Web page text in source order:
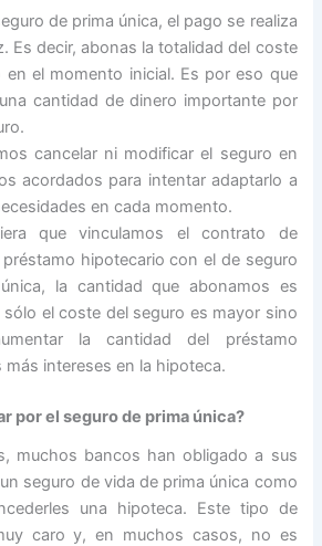
de prima única, el pago se realiza
Es decir, abonas la totalidad del coste
en el momento inicial. Es por eso que
cantidad de dinero importante por
cancelar ni modificar el seguro en
acordados para intentar adaptarlo a
en cada momento.
que vinculamos el contrato de
hipotecario con el de seguro
la cantidad que abonamos es
sólo el coste del seguro es mayor sino
la cantidad del préstamo
más intereses en la hipoteca.
por el seguro de prima única?
muchos bancos han obligado a sus
seguro de vida de prima única como
una hipoteca. Este tipo de
caro y, en muchos casos, no es